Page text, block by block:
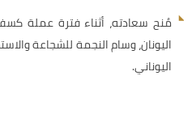
مُنح سعادته، أثناء فترة عملة
اليونان، وسام النجمة للشجاعة
اليوناني.